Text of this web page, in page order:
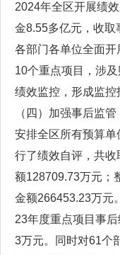
2024年全区开展绩
金8.55多亿元，收取
各部门各单位全面
10个重点项目，涉
绩效监控，形成监控
（四）加强事后监
安排全区所有预算
行了绩效自评，共
额128709.73万元；
金额266453.23万元
23年度重点项目事
3万元。同时对61个